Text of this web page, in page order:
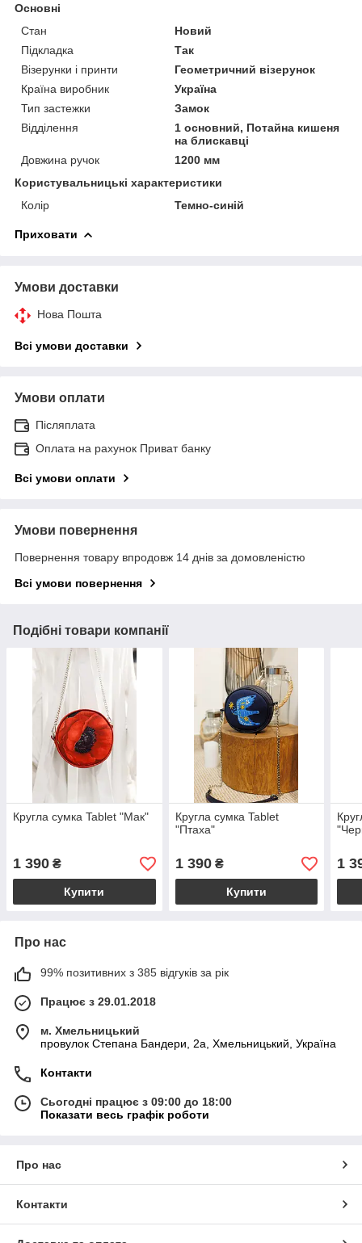
Основні
Стан
Новий
Підкладка
Так
Візерунки і принти
Геометричний візерунок
Країна виробник
Україна
Тип застежки
Замок
Відділення
1 основний, Потайна кишеня
на блискавці
Довжина ручок
1200 мм
Користувальницькі характеристики
Колір
Темно-синій
Приховати
Умови доставки
Нова Пошта
Всі умови доставки
Умови оплати
Післяплата
Оплата на рахунок Приват банку
Всі умови оплати
Умови повернення
Повернення товару впродовж 14 днів за домовленістю
Всі умови повернення
Подібні товари компанії
Кругла сумка Tablet "Мак"
1 390 ₴
Купити
Кругла сумка Tablet
"Птаха"
1 390₴
Купити
1
Про нас
99% позитивних з 385 відгуків за рік
Працює з 29.01.2018
м. Хмельницький
провулок Степана Бандери, 2a, Хмельницький, Україна
Контакти
Сьогодні працює з 09:00 до 18:00
Показати весь графік роботи
Про нас
Контакти